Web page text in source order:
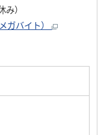
）
ガバイト）